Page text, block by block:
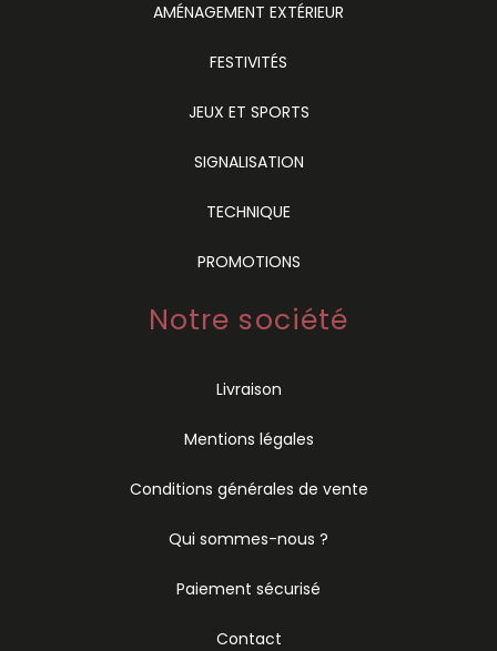
AMÉNAGEMENT EXTÉRIEUR
FESTIVITÉS
JEUX ET SPORTS
SIGNALISATION
TECHNIQUE
PROMOTIONS
Notre société
Livraison
Mentions légales
Conditions générales de vente
Qui sommes-nous ?
Paiement sécurisé
Contact